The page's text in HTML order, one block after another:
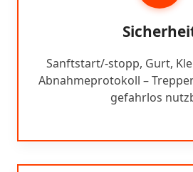
Sanftstart/-stopp, Gurt,
Abnahmeprotokoll –
gefahrlos